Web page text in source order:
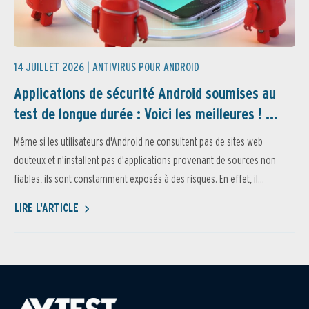
14 JUILLET 2026 | ANTIVIRUS POUR ANDROID
Applications de sécurité Android soumises au
test de longue durée : Voici les meilleures ! ...
Même si les utilisateurs d'Android ne consultent pas de sites web
douteux et n'installent pas d'applications provenant de sources non
fiables, ils sont constamment exposés à des risques. En effet, il...
LIRE L'ARTICLE